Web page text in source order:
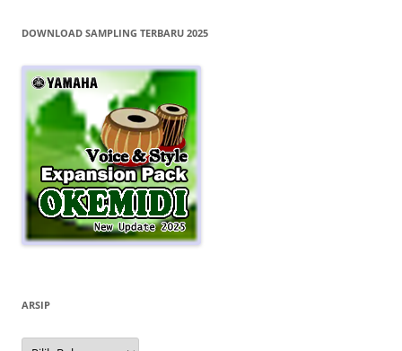
DOWNLOAD SAMPLING TERBARU 2025
ARSIP
Arsip